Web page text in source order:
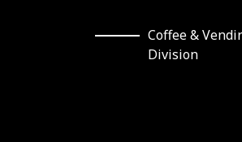
Coffee &
Division